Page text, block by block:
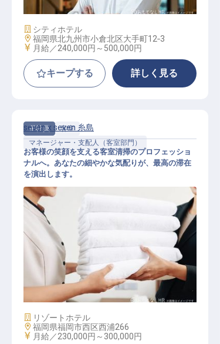
施設業態
シティホテル
勤務地
福岡県北九州市小倉北区大手町12‐3
給与
月給／240,000円～ 500,000円
キープする 詳しく見る
正社員
客室
マネージャー・支配人（客室部門）
客室清掃責任者
seven x seven 糸島
お客様の笑顔を支える客室清掃のプロフェッショ
ナルへ。あなたの細やかな気配りが、最高の滞在
を演出します。
施設業態
リゾートホテル
勤務地
福岡県福岡市西区西浦266
給与
月給／230,000円～ 300,000円